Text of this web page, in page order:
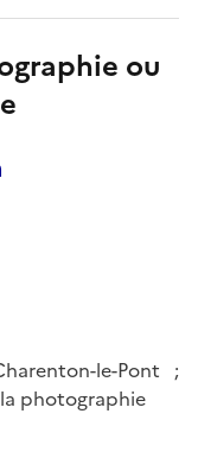
ou
le-Pont ;
photographie